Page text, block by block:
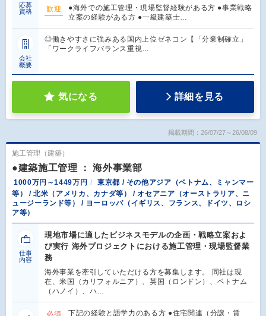
応募
資格
歓迎
●海外での施工管理・現場監督経験がある方 ●事業戦略
立案の経験がある方 ●一級建築士…
会社
概要
◎働きやすさに強みある国内上位ゼネコン【「分業制確立」
「ワークライフバランス重視…
気になる 詳細を見る
掲載期間：26/07/27～26/08/09
施工管理（建築）
●建築施工管理 ： 海外事業部
1000万円～1449万円
東京都 / その他アジア（ベトナム、ミャンマー
等） / 北米（アメリカ、カナダ等） / オセアニア（オーストラリア、ニ
ュージーランド等） / ヨーロッパ（イギリス、フランス、ドイツ、ロシ
ア等）
仕事
内容
現地市場に適したビジネスモデルの企画・戦略立案およ
び実行 海外プロジェクトにおける施工管理・現場監督業
務
海外事業を牽引していただける方を募集します。 同社は現
在、米国（カリフォルニア）、英国（ロンドン）、ベトナム
（ハノイ）、ハ…
必須
下記の経験と語学力のある方 ●住宅関連（分譲・賃